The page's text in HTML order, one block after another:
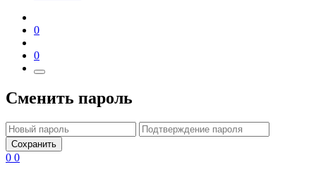
0
0
Сменить пароль
Сохранить
0 0